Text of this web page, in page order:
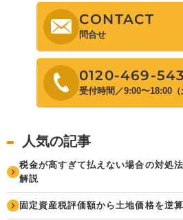
CONTACT
問合せ
0120-469-543
受付時間／9:00〜18:00（
人気の記事
税金が高すぎて払えない場合の対処
解説
固定資産税評価額から土地価格を逆